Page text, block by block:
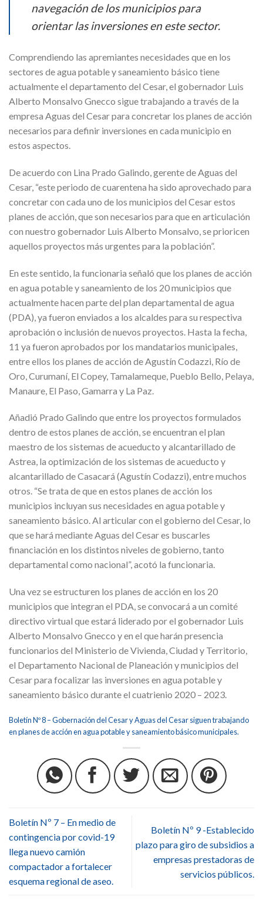
navegación de los municipios para
orientar las inversiones en este sector.
Comprendiendo las apremiantes necesidades que en los
sectores de agua potable y saneamiento básico tiene
actualmente el departamento del Cesar, el gobernador Luis
Alberto Monsalvo Gnecco sigue trabajando a través de la
empresa Aguas del Cesar para concretar los planes de acción
necesarios para definir inversiones en cada municipio en
estos aspectos.
De acuerdo con Lina Prado Galindo, gerente de Aguas del
Cesar, “este periodo de cuarentena ha sido aprovechado para
concretar con cada uno de los municipios del Cesar estos
planes de acción, que son necesarios para que en articulación
con nuestro gobernador Luis Alberto Monsalvo, se prioricen
aquellos proyectos más urgentes para la población”.
En este sentido, la funcionaria señaló que los planes de acción
en agua potable y saneamiento de los 20 municipios que
actualmente hacen parte del plan departamental de agua
(PDA), ya fueron enviados a los alcaldes para su respectiva
aprobación o inclusión de nuevos proyectos. Hasta la fecha,
11 ya fueron aprobados por los mandatarios municipales,
entre ellos los planes de acción de Agustín Codazzi, Río de
Oro, Curumaní, El Copey, Tamalameque, Pueblo Bello, Pelaya,
Manaure, El Paso, Gamarra y La Paz.
Añadió Prado Galindo que entre los proyectos formulados
dentro de estos planes de acción, se encuentran el plan
maestro de los sistemas de acueducto y alcantarillado de
Astrea, la optimización de los sistemas de acueducto y
alcantarillado de Casacará (Agustín Codazzi), entre muchos
otros. “Se trata de que en estos planes de acción los
municipios incluyan sus necesidades en agua potable y
saneamiento básico. Al articular con el gobierno del Cesar, lo
que se hará mediante Aguas del Cesar es buscarles
financiación en los distintos niveles de gobierno, tanto
departamental como nacional”, acotó la funcionaria.
Una vez se estructuren los planes de acción en los 20
municipios que integran el PDA, se convocará a un comité
directivo virtual que estará liderado por el gobernador Luis
Alberto Monsalvo Gnecco y en el que harán presencia
funcionarios del Ministerio de Vivienda, Ciudad y Territorio,
el Departamento Nacional de Planeación y municipios del
Cesar para focalizar las inversiones en agua potable y
saneamiento básico durante el cuatrienio 2020 – 2023.
Boletín Nº 8 – Gobernación del Cesar y Aguas del Cesar siguen trabajando
en planes de acción en agua potable y saneamiento básico municipales.
Boletín Nº 7 – En medio de
contingencia por covid-19
llega nuevo camión
compactador a fortalecer
esquema regional de aseo.
Boletín Nº 9 -Establecido
plazo para giro de subsidios a
empresas prestadoras de
servicios públicos.